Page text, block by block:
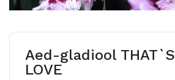
Aed-gladiool THAT`S
LOVE